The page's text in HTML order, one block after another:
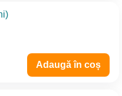
Adaugă în coș